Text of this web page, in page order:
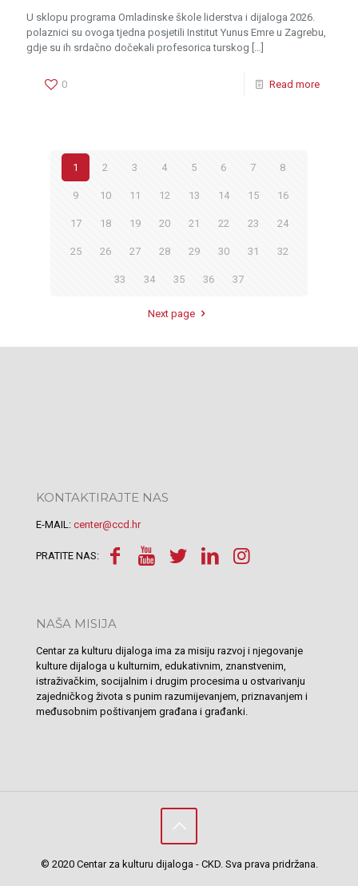
U sklopu programa Omladinske škole liderstva i dijaloga 2026.
polaznici su ovoga tjedna posjetili Institut Yunus Emre u Zagrebu,
gdje su ih srdačno dočekali profesorica turskog […]
0 Read more
1 2 3 4 5 6 7 8
9 10 11 12 13 14 15 16
17 18 19 20 21 22 23 24
25 26 27 28 29 30 31 32
33 34 35 36 37
Next page
KONTAKTIRAJTE NAS
E-MAIL: center@ccd.hr
PRATITE NAS:
NAŠA MISIJA
Centar za kulturu dijaloga ima za misiju razvoj i njegovanje
kulture dijaloga u kulturnim, edukativnim, znanstvenim,
istraživačkim, socijalnim i drugim procesima u ostvarivanju
zajedničkog života s punim razumijevanjem, priznavanjem i
međusobnim poštivanjem građana i građanki.
© 2020 Centar za kulturu dijaloga - CKD. Sva prava pridržana.